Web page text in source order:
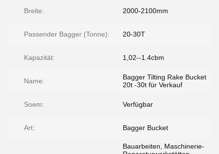
Breite: 2000-2100mm
Passender Bagger (Tonne): 20-30T
Kapazität: 1,02--1.4cbm
Name:
Bagger Tilting Rake Bucket
20t -30t für Verkauf
Soem: Verfügbar
Art: Bagger Bucket
Bauarbeiten, Maschinerie-